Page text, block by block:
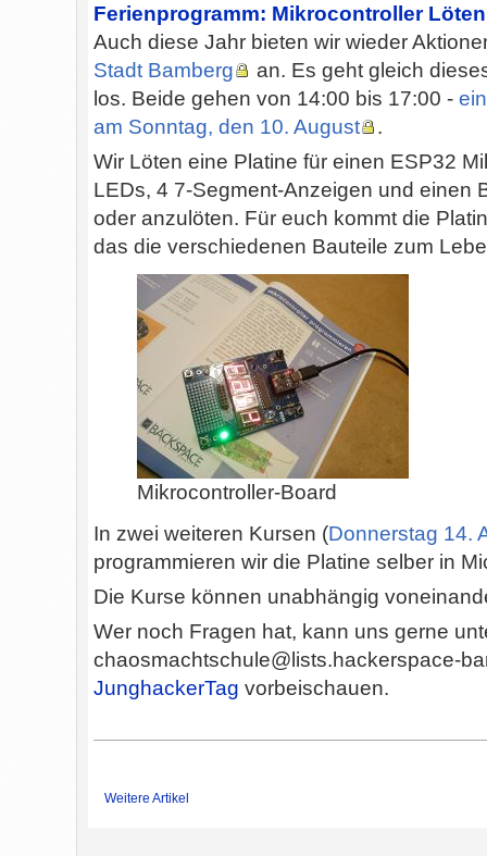
Ferienprogramm: Mikrocontroller
Auch diese Jahr bieten wir wieder
Stadt Bamberg
an. Es geht gleich
los. Beide gehen von 14:00 bis 17:00 -
am Sonntag, den 10. August
.
Wir Löten eine Platine für einen ESP32
LEDs, 4 7-Segment-Anzeigen und einen
oder anzulöten. Für euch kommt die
das die verschiedenen Bauteile zum
Mikrocontroller-Board
In zwei weiteren Kursen (Donnerstag 14.
programmieren wir die Platine selber in
Die Kurse können unabhängig
Wer noch Fragen hat, kann uns gerne
chaosmachtschule@lists.hackerspace-
JunghackerTag vorbeischauen.
Weitere Artikel